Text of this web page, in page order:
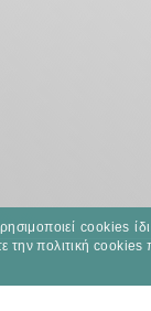
cookies
την πολιτική